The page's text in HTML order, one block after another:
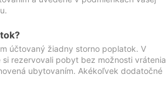
účtovaný žiadny storno poplatok. V
rezervovali pobyt bez možnosti vrátenia
ubytovaním. Akékoľvek dodatočné